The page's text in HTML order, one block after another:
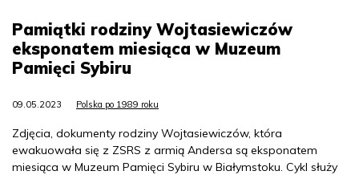
Pamiątki rodziny Wojtasiewiczów
eksponatem miesiąca w Muzeum
Pamięci Sybiru
09.05.2023 Polska po 1989 roku
Zdjęcia, dokumenty rodziny Wojtasiewiczów, która
ewakuowała się z ZSRS z armią Andersa są eksponatem
miesiąca w Muzeum Pamięci Sybiru w Białymstoku. Cykl służy